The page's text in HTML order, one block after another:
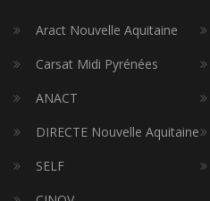
Aract Nouvelle Aquitaine
Carsat Midi Pyrénées
ANACT
DIRECTE Nouvelle Aquitaine
SELF